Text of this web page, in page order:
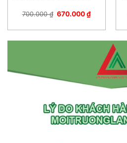
700.000₫ Giá
700.000 ₫.
670.000₫Giá
là:
670.000 ₫.
₫.